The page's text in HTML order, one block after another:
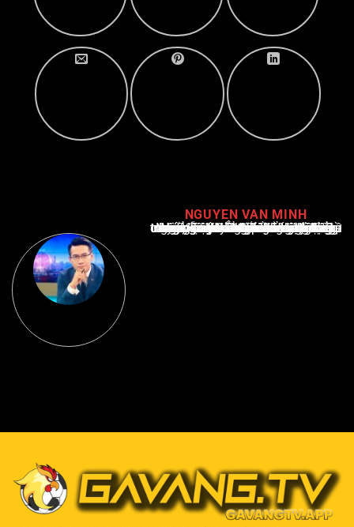
NGUYEN VAN MINH
Nguyễn Văn Minh là một trong những chuyên gia hàng đầu về báo cáo tin tức thể thao tại Việt Nam, với hơn 10 năm hoạt động trong ngành. Ông có kiến thức sâu rộng và kinh nghiệm đáng kể trong việc phân tích và báo cáo về các sự kiện thể thao hàng đầu. Sự hiểu biết sâu sắc của ông về ngành này đã giúp ông xây dựng uy tín và danh tiếng trong cộng đồng báo chí thể thao.